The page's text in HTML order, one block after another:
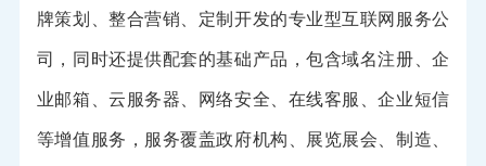
牌策划、整合营销、定制开发的专业型互联网服务公
司，同时还提供配套的基础产品，包含域名注册、企
业邮箱、云服务器、网络安全、在线客服、企业短信
等增值服务，服务覆盖政府机构、展览展会、制造、